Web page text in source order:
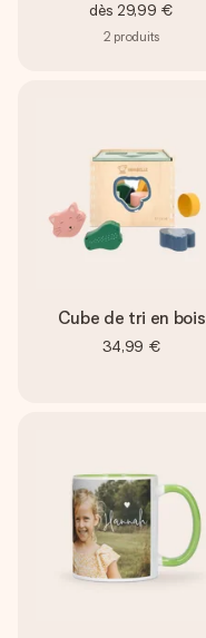
dès 29,99 €
2 produits
Cube de tri en bois
34,99 €